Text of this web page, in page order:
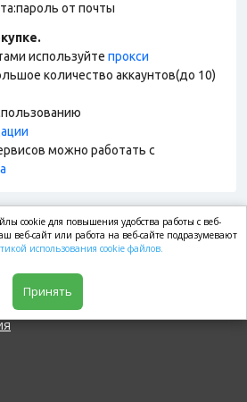
от почты
используйте прокси
количество аккаунтов(до 10)
можно работать с
cookie для повышения удобства работы с веб-
веб-сайт или работа на веб-сайте подразумевают
использования cookie файлов.
Принять